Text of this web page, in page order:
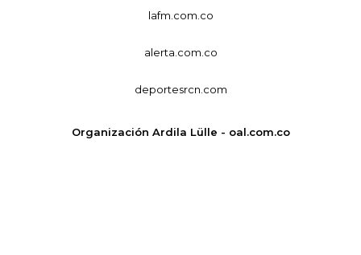
lafm.com.co
alerta.com.co
deportesrcn.com
Organización Ardila Lülle - oal.com.co